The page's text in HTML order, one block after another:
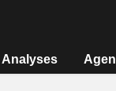
Analyses